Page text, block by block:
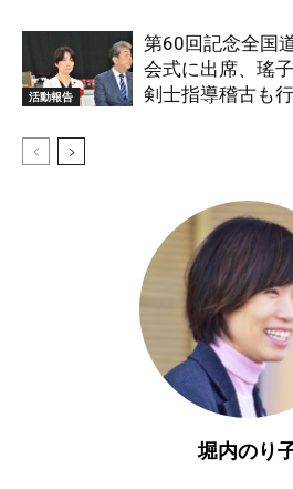
活動報告
第60回記念全国
会式に出席、瑤
剣士指導稽古も
堀内のり